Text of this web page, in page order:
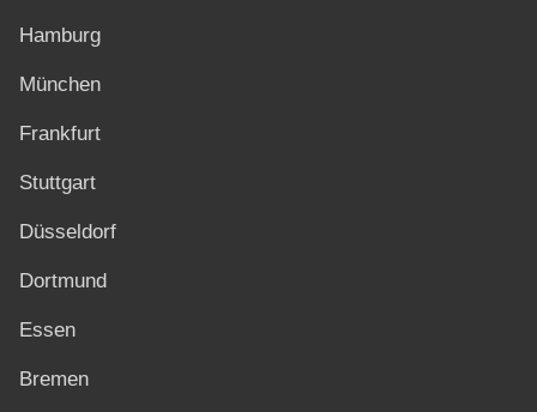
Hamburg
München
Frankfurt
Stuttgart
Düsseldorf
Dortmund
Essen
Bremen